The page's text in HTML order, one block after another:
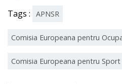
Tags : APNSR
Comisia Europeana pentru
Comisia Europeana pentru Sport